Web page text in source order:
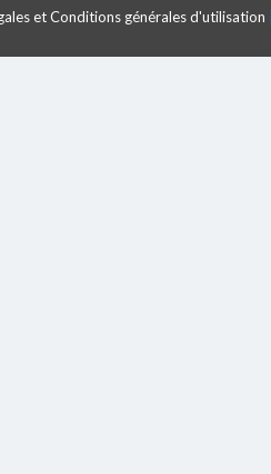
et Conditions générales d'utilisation